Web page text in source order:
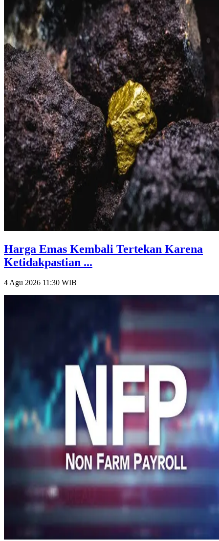
Harga Emas Kembali Tertekan Karena
Ketidakpastian ...
4 Agu 2026 11:30 WIB